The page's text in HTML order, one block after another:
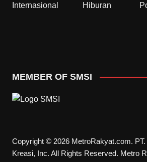
Internasional Hiburan
MEMBER OF SMSI
Copyright © 2026 MetroRakyat.com.
Kreasi, Inc. All Rights Reserved. Metro